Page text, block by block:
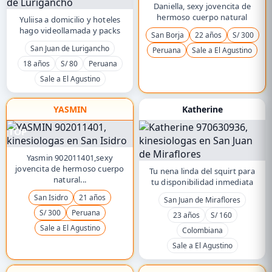
Yuliisa a domicilio y hoteles
hago videollamada y packs
San Juan de Lurigancho
18 años
S/ 80
Peruana
Sale a El Agustino
Daniella, sexy jovencita de
hermoso cuerpo natural
San Borja 22 años
S/ 300
Peruana
Sale a El Agustino
YASMIN
TOP
Yasmin 902011401,sexy
jovencita de hermoso cuerpo
natural...
San Isidro
21 años
S/ 300
Peruana
Sale a El Agustino
Katherine
Tu nena linda del squirt para
tu disponibilidad inmediata
San Juan de Miraflores
23 años
S/ 160
Colombiana
Sale a El Agustino